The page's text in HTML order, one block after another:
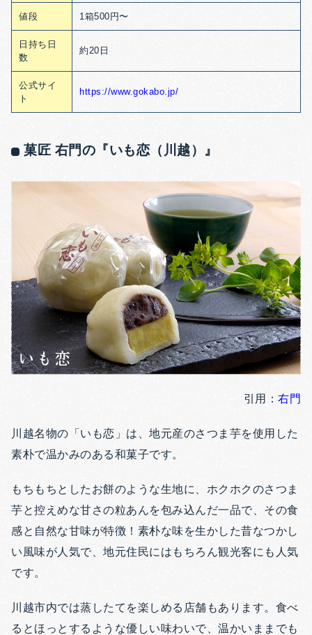
値段 1箱500円〜
日持ち日
数
約20日
公式サイ
ト
https://www.gokabo.jp/
菓匠 右門の『いも恋（川越）』
引用： 右門
川越名物の「いも恋」は、地元産のさつま芋を使用した
素朴で温かみのある和菓子です。
もちもちとしたお餅のような生地に、ホクホクのさつま
芋と控えめな甘さの粒あんを包み込んだ一品で、その食
感と自然な甘味が特徴！素朴な味を生かした昔なつかし
い風味が人気で、地元住民にはもちろん観光客にも人気
です。
川越市内では蒸したてを楽しめる店舗もあります。食べ
るとほっとするような優しい味わいで、温かいままでも